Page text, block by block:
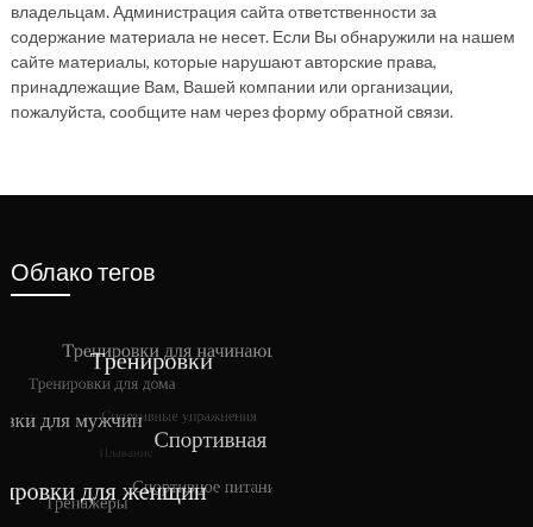
владельцам. Администрация сайта ответственности за
содержание материала не несет. Если Вы обнаружили на нашем
сайте материалы, которые нарушают авторские права,
принадлежащие Вам, Вашей компании или организации,
пожалуйста, сообщите нам через форму обратной связи.
Облако тегов